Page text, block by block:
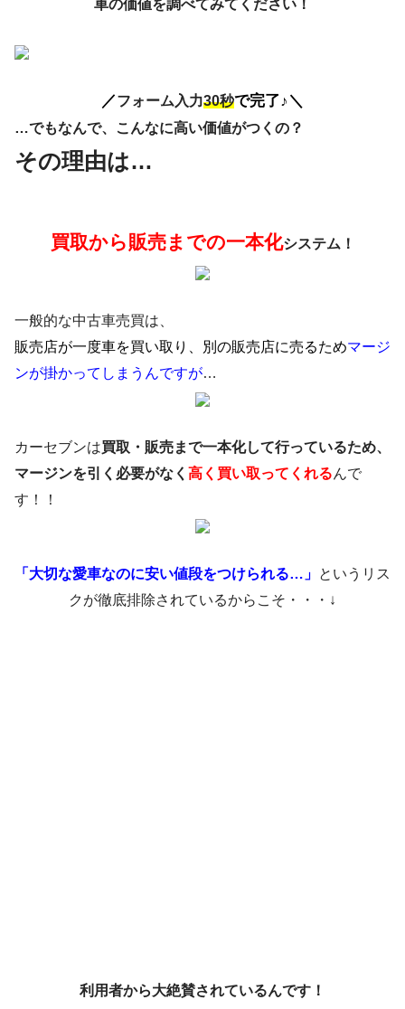
車の価値を調べてみてください！
／フォーム入力30秒で完了♪＼
…でもなんで、こんなに高い価値がつくの？
その理由は…
買取から販売までの一本化システム！
一般的な中古車売買は、
販売店が一度車を買い取り、別の販売店に売るためマージ
ンが掛かってしまうんですが…
カーセブンは買取・販売まで一本化して行っているため、
マージンを引く必要がなく 高く買い取ってくれるんで
す！！
「大切な愛車なのに安い値段をつけられる…」 というリス
クが徹底排除されているからこそ・・・↓
利用者から大絶賛されているんです！